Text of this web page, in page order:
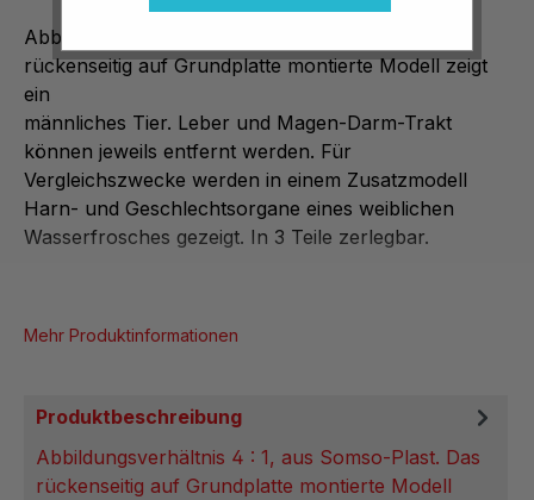
Abbildungsverhältnis 4 : 1, aus Somso-Plast. Das
rückenseitig auf Grundplatte montierte Modell zeigt
ein
männliches Tier. Leber und Magen-Darm-Trakt
können jeweils entfernt werden. Für
Vergleichszwecke werden in einem Zusatzmodell
Harn- und Geschlechtsorgane eines weiblichen
Wasserfrosches gezeigt. In 3 Teile zerlegbar.
Mehr Produktinformationen
Produktbeschreibung
Abbildungsverhältnis 4 : 1, aus Somso-Plast. Das
rückenseitig auf Grundplatte montierte Modell